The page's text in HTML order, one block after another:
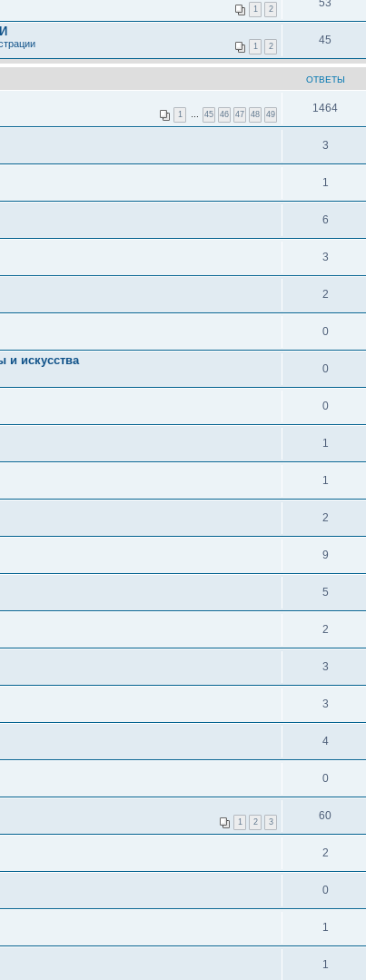
1 2
1 2 45
ОТВЕТЫ
1 45 46 47 48 49 1464
3
1
6
3
2
0
и искусства
0
0
1
1
2
9
5
2
3
3
4
0
1 2 3 60
2
0
1
1